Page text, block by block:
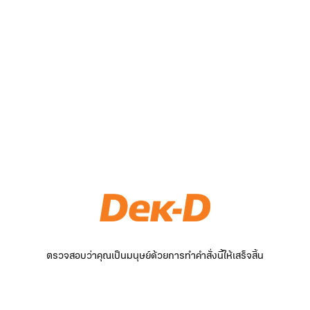
ตรวจสอบว่าคุณเป็นมนุษย์ด้วยการทำคำสั่งนี้ให้เสร็จสิ้น